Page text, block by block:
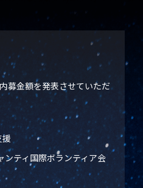
募金額を発表させていただ
ティ国際ボランティア会